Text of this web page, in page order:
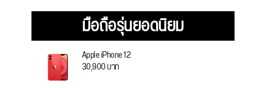
มือถือรุ่นยอดนิยม
Apple iPhone 12
30,900 บาท